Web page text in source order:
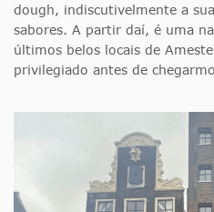
dough, indiscutivelmente a
sabores. A partir daí, é uma
últimos belos locais de
privilegiado antes de